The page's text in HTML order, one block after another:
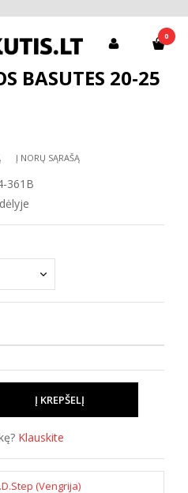
0
D.D.Step batai berniukams
361B
BASUTĖS 20-25
Į NORŲ SĄRAŠĄ
361B
Klauskite
(Vengrija)